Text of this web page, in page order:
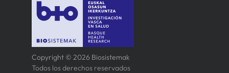
Copyright © 2026 Biosistemak
Todos los derechos reservados